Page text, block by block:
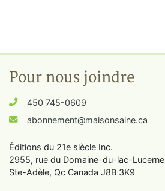
Pour nous joindre
450 745-0609
abonnement@maisonsaine.ca
Éditions du 21e siècle Inc.
2955, rue du Domaine-du-lac-Lucerne
Ste-Adèle, Qc Canada J8B 3K9